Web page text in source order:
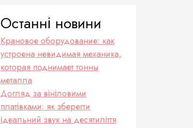
Останні новини
Крановое оборудование: как
устроена невидимая механика,
которая поднимает тонны
металла
Догляд за вініловими
платівками: як зберегти
ідеальний звук на десятиліття